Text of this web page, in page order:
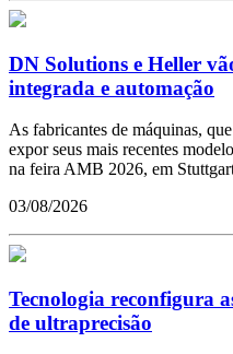
DN Solutions e Heller
integrada e automação
As fabricantes de máquinas,
expor seus mais recentes
na feira AMB 2026, em
03/08/2026
Tecnologia reconfigura
de ultraprecisão